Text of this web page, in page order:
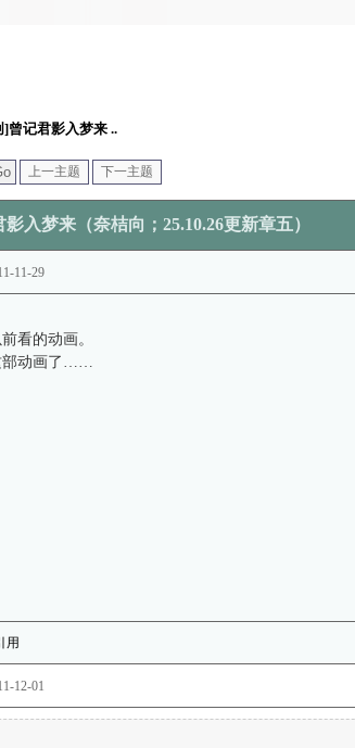
]曾记君影入梦来 ..
上一主题 下一主题
入梦来（奈桔向；25.10.26更新章五）
11-29
看的动画。
部动画了……
用
12-01